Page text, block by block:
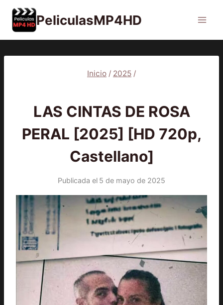
Saltar
contenido
PeliculasMP4HD
Inicio / 2025 /
LAS CINTAS DE ROSA
PERAL [2025] [HD 720p,
Castellano]
Publicada el 5 de mayo de 2025